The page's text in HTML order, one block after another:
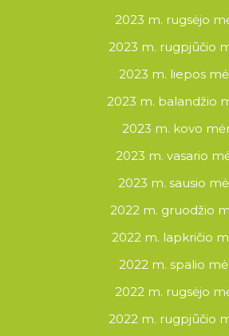
2023 m. rugsėjo
2023 m. rugpjūčio
2023 m. liepos
2023 m. balandžio
2023 m. kovo
2023 m. vasario
2023 m. sausio
2022 m. gruodžio
2022 m. lapkričio
2022 m. spalio
2022 m. rugsėjo
2022 m. rugpjūčio